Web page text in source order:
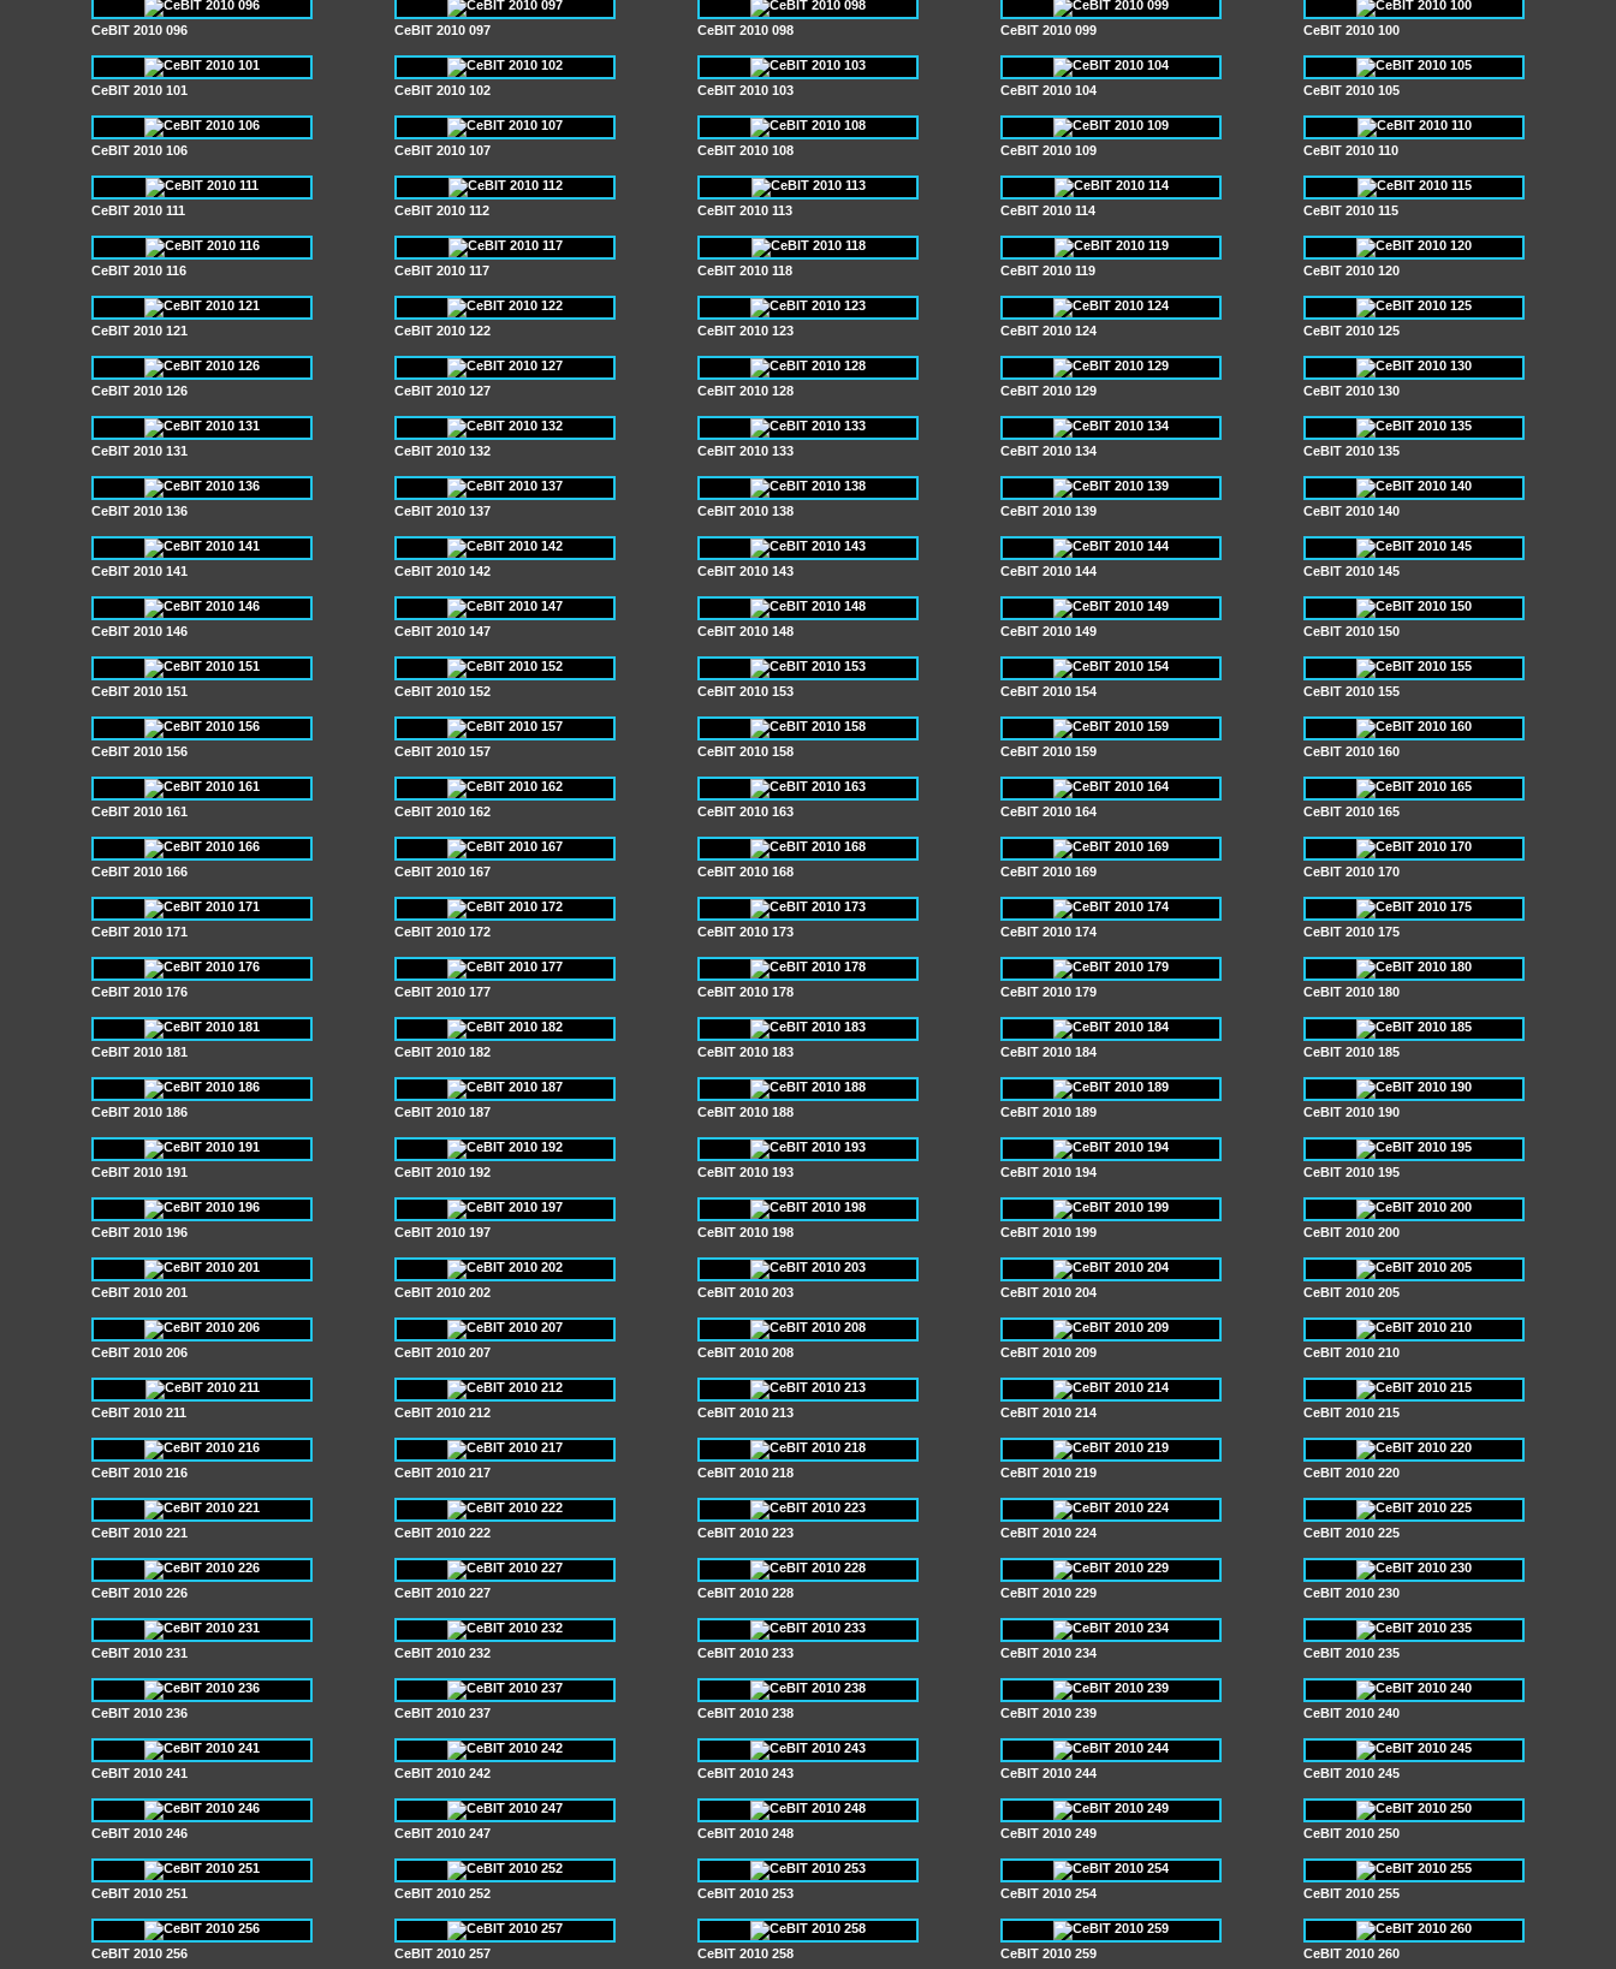
CeBIT 2010 096 CeBIT 2010 097 CeBIT 2010 098 CeBIT 2010 099 CeBIT 2010 100
CeBIT 2010 101 CeBIT 2010 102 CeBIT 2010 103 CeBIT 2010 104 CeBIT 2010 105
CeBIT 2010 106 CeBIT 2010 107 CeBIT 2010 108 CeBIT 2010 109 CeBIT 2010 110
CeBIT 2010 111 CeBIT 2010 112 CeBIT 2010 113 CeBIT 2010 114 CeBIT 2010 115
CeBIT 2010 116 CeBIT 2010 117 CeBIT 2010 118 CeBIT 2010 119 CeBIT 2010 120
CeBIT 2010 121 CeBIT 2010 122 CeBIT 2010 123 CeBIT 2010 124 CeBIT 2010 125
CeBIT 2010 126 CeBIT 2010 127 CeBIT 2010 128 CeBIT 2010 129 CeBIT 2010 130
CeBIT 2010 131 CeBIT 2010 132 CeBIT 2010 133 CeBIT 2010 134 CeBIT 2010 135
CeBIT 2010 136 CeBIT 2010 137 CeBIT 2010 138 CeBIT 2010 139 CeBIT 2010 140
CeBIT 2010 141 CeBIT 2010 142 CeBIT 2010 143 CeBIT 2010 144 CeBIT 2010 145
CeBIT 2010 146 CeBIT 2010 147 CeBIT 2010 148 CeBIT 2010 149 CeBIT 2010 150
CeBIT 2010 151 CeBIT 2010 152 CeBIT 2010 153 CeBIT 2010 154 CeBIT 2010 155
CeBIT 2010 156 CeBIT 2010 157 CeBIT 2010 158 CeBIT 2010 159 CeBIT 2010 160
CeBIT 2010 161 CeBIT 2010 162 CeBIT 2010 163 CeBIT 2010 164 CeBIT 2010 165
CeBIT 2010 166 CeBIT 2010 167 CeBIT 2010 168 CeBIT 2010 169 CeBIT 2010 170
CeBIT 2010 171 CeBIT 2010 172 CeBIT 2010 173 CeBIT 2010 174 CeBIT 2010 175
CeBIT 2010 176 CeBIT 2010 177 CeBIT 2010 178 CeBIT 2010 179 CeBIT 2010 180
CeBIT 2010 181 CeBIT 2010 182 CeBIT 2010 183 CeBIT 2010 184 CeBIT 2010 185
CeBIT 2010 186 CeBIT 2010 187 CeBIT 2010 188 CeBIT 2010 189 CeBIT 2010 190
CeBIT 2010 191 CeBIT 2010 192 CeBIT 2010 193 CeBIT 2010 194 CeBIT 2010 195
CeBIT 2010 196 CeBIT 2010 197 CeBIT 2010 198 CeBIT 2010 199 CeBIT 2010 200
CeBIT 2010 201 CeBIT 2010 202 CeBIT 2010 203 CeBIT 2010 204 CeBIT 2010 205
CeBIT 2010 206 CeBIT 2010 207 CeBIT 2010 208 CeBIT 2010 209 CeBIT 2010 210
CeBIT 2010 211 CeBIT 2010 212 CeBIT 2010 213 CeBIT 2010 214 CeBIT 2010 215
CeBIT 2010 216 CeBIT 2010 217 CeBIT 2010 218 CeBIT 2010 219 CeBIT 2010 220
CeBIT 2010 221 CeBIT 2010 222 CeBIT 2010 223 CeBIT 2010 224 CeBIT 2010 225
CeBIT 2010 226 CeBIT 2010 227 CeBIT 2010 228 CeBIT 2010 229 CeBIT 2010 230
CeBIT 2010 231 CeBIT 2010 232 CeBIT 2010 233 CeBIT 2010 234 CeBIT 2010 235
CeBIT 2010 236 CeBIT 2010 237 CeBIT 2010 238 CeBIT 2010 239 CeBIT 2010 240
CeBIT 2010 241 CeBIT 2010 242 CeBIT 2010 243 CeBIT 2010 244 CeBIT 2010 245
CeBIT 2010 246 CeBIT 2010 247 CeBIT 2010 248 CeBIT 2010 249 CeBIT 2010 250
CeBIT 2010 251 CeBIT 2010 252 CeBIT 2010 253 CeBIT 2010 254 CeBIT 2010 255
CeBIT 2010 256 CeBIT 2010 257 CeBIT 2010 258 CeBIT 2010 259 CeBIT 2010 260